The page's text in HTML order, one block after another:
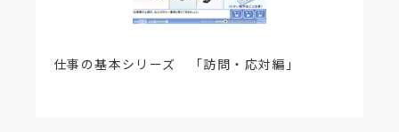
仕事の基本シリーズ 「訪問・応対編」